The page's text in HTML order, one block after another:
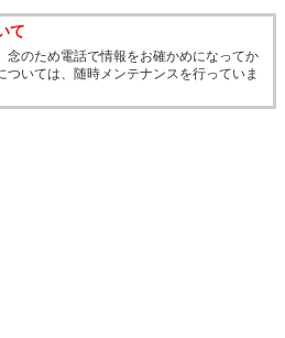
て
念のため電話で情報をお確かめになってか
ついては、随時メンテナンスを行っていま